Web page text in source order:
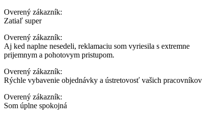
Overený zákazník:
Zatiaľ super
Overený zákazník:
Aj ked naplne nesedeli, reklamaciu som vyriesila s extremne
prijemnym a pohotovym pristupom.
Overený zákazník:
Rýchle vybavenie objednávky a ústretovosť vašich pracovníkov
Overený zákazník:
Som úplne spokojná